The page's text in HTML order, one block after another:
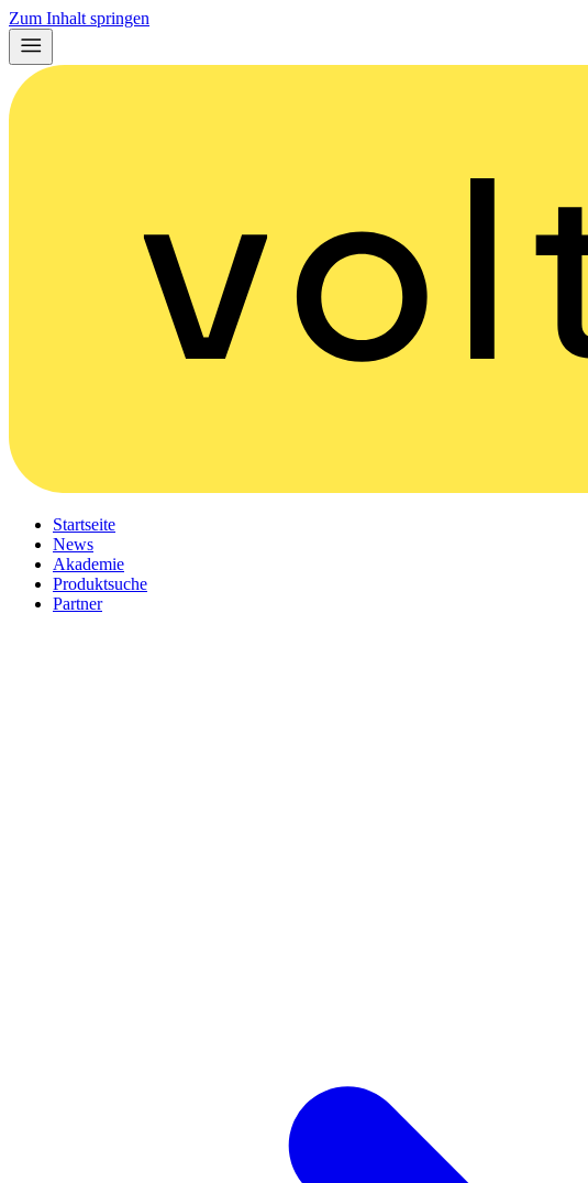
Zum Inhalt springen
Startseite
News
Akademie
Produktsuche
Partner